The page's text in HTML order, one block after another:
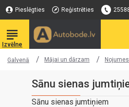
Pieslēgties Reģistrēties
Galvenā Mājai un dārzam
Sānu sienas
Sānu sienas jumtiņiem